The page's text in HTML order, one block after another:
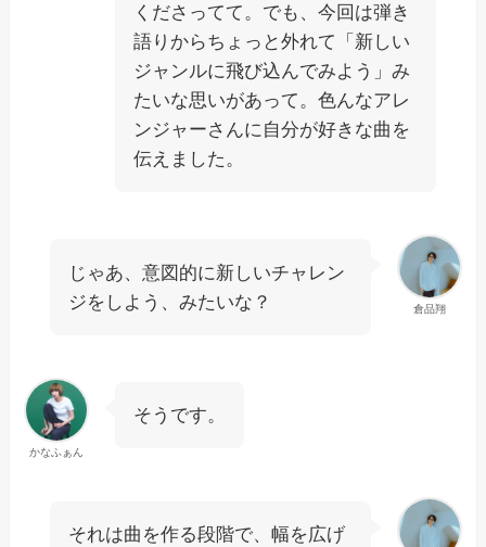
くださってて。でも、今回は弾き
語りからちょっと外れて「新しい
ジャンルに飛び込んでみよう」み
たいな思いがあって。色んなアレ
ンジャーさんに自分が好きな曲を
伝えました。
倉品翔
じゃあ、意図的に新しいチャレン
ジをしよう、みたいな？
かなふぁん
そうです。
それは曲を作る段階で、幅を広げ